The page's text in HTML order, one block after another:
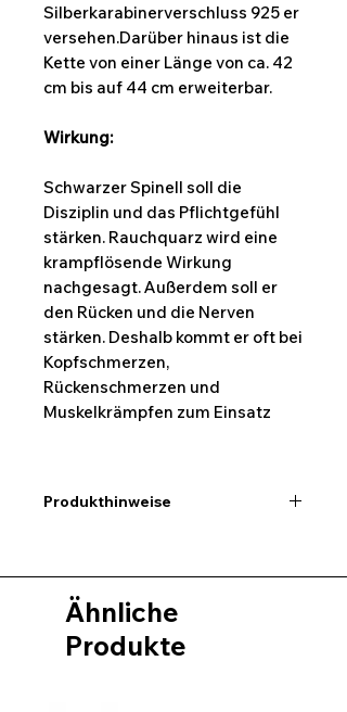
Silberkarabinerverschluss 925 er
versehen.Darüber hinaus ist die
Kette von einer Länge von ca. 42
cm bis auf 44 cm erweiterbar.
Wirkung:
Schwarzer Spinell soll die
Disziplin und das Pflichtgefühl
stärken. Rauchquarz wird eine
krampflösende Wirkung
nachgesagt. Außerdem soll er
den Rücken und die Nerven
stärken. Deshalb kommt er oft bei
Kopfschmerzen,
Rückenschmerzen und
Muskelkrämpfen zum Einsatz
Produkthinweise
wenig abweichen können.
Desweiteren kann es auch bei den
Bildern des Produktes zu
Ähnliche
Produkte